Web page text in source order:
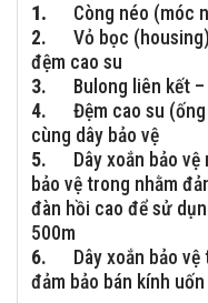
1. Còng néo (móc
2. Vỏ bọc (housing)
đệm cao su
3. Bulong liên kết –
4. Đệm cao su (ống
cùng dây bảo vệ
5. Dây xoắn bảo vệ
bảo vệ trong nhằm
đàn hồi cao để sử
500m
6. Dây xoắn bảo vệ
đảm bảo bán kính